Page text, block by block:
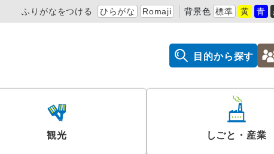
ふりがなをつける ひらがな Romaji 背景色 標準 黄 青
目的から探す
観光 しごと・産業